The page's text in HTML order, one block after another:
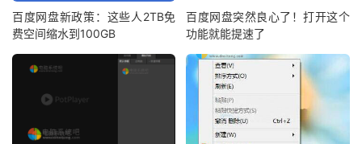
百度网盘新政策：这些人2TB免
费空间缩水到100GB
百度网盘突然良心了！打开这个
功能就能提速了